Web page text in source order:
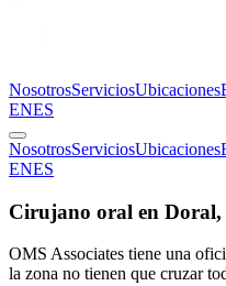
NosotrosServiciosUbicaciones
ENES
NosotrosServiciosUbicaciones
ENES
Cirujano oral en
OMS Associates tiene una
la zona no tienen que cruzar